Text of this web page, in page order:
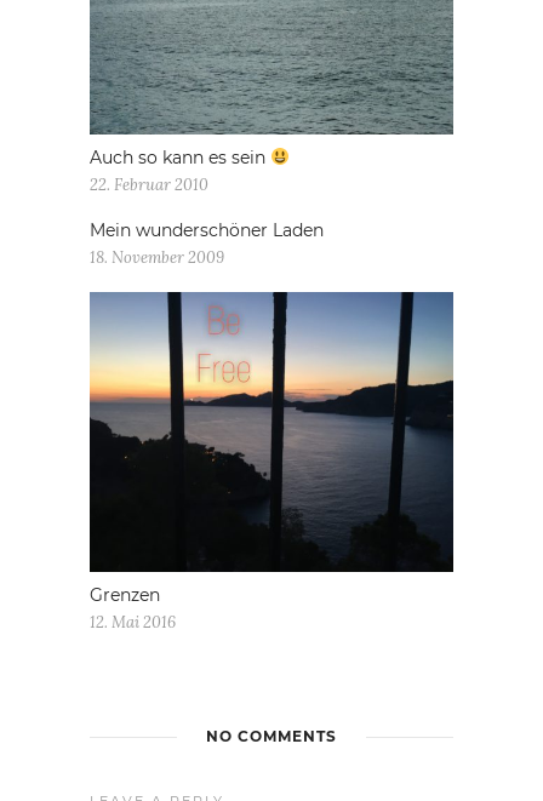
Auch so kann es sein
22. Februar 2010
Mein wunderschöner Laden
18. November 2009
Grenzen
12. Mai 2016
NO COMMENTS